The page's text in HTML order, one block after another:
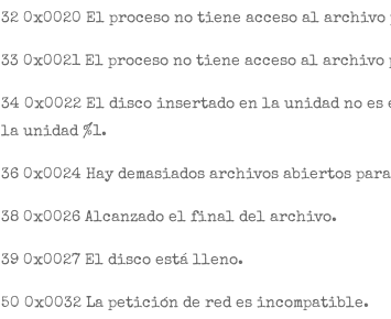
32 0x0020 El proceso no tiene acceso al
33 0x0021 El proceso no tiene acceso al
34 0x0022 El disco insertado en la unidad no es
la unidad %1.
36 0x0024 Hay demasiados archivos abiertos
38 0x0026 Alcanzado el final del archivo.
39 0x0027 El disco está lleno.
50 0x0032 La petición de red es incompatible.